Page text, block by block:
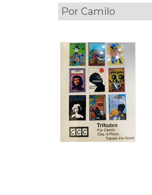
Por Camilo